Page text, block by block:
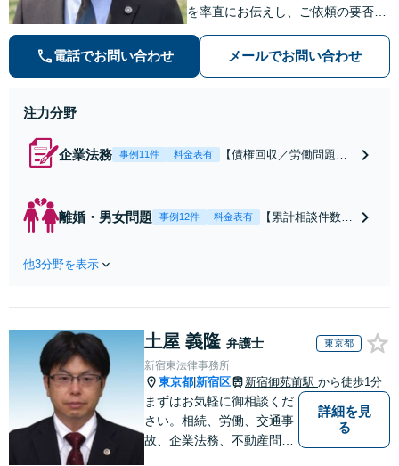
を率直にお伝えし、ご依頼の要否も
解決まで弁護士本人が一貫してスピ
ーディーに対応いたします。 ◆累計
電話でお問い合わせ メールでお問い合わせ
注力分野
企業法務 事例11件 料金表有
【債権回収／労働問題／
のトラブル・会社内のト
ラブルなど、事後の解決
離婚・男女問題 事例12件 料金表有
【累計相談件数20
ダーメイドの解決
様の話を丁寧にう
安があるのか、何
を解決したいのか
を正確に読み取り
ます。【東京都在
住以外の方も対
他3分野を表示
土屋 義隆 弁護士 東京都
新宿東法律事務所
東京都 新宿区 新宿御苑前駅 から徒歩1分
まずはお気軽に御相談くだ
さい。相続、労働、交通事
故、企業法務、不動産問題
詳細を見
る